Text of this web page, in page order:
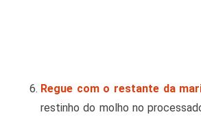
Regue com o restante da
restinho do molho no